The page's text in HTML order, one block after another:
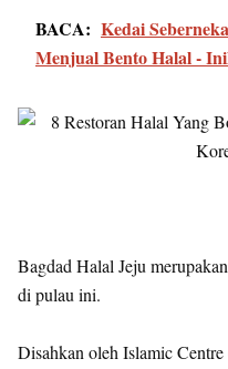
BACA: Kedai
Menjual Bento Halal -
Bagdad Halal Jeju
di pulau ini.
Disahkan oleh Islamic